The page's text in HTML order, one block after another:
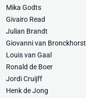
Mika Godts
Givairo Read
Julian Brandt
Giovanni van Bronckhorst
Louis van Gaal
Ronald de Boer
Jordi Cruijff
Henk de Jong